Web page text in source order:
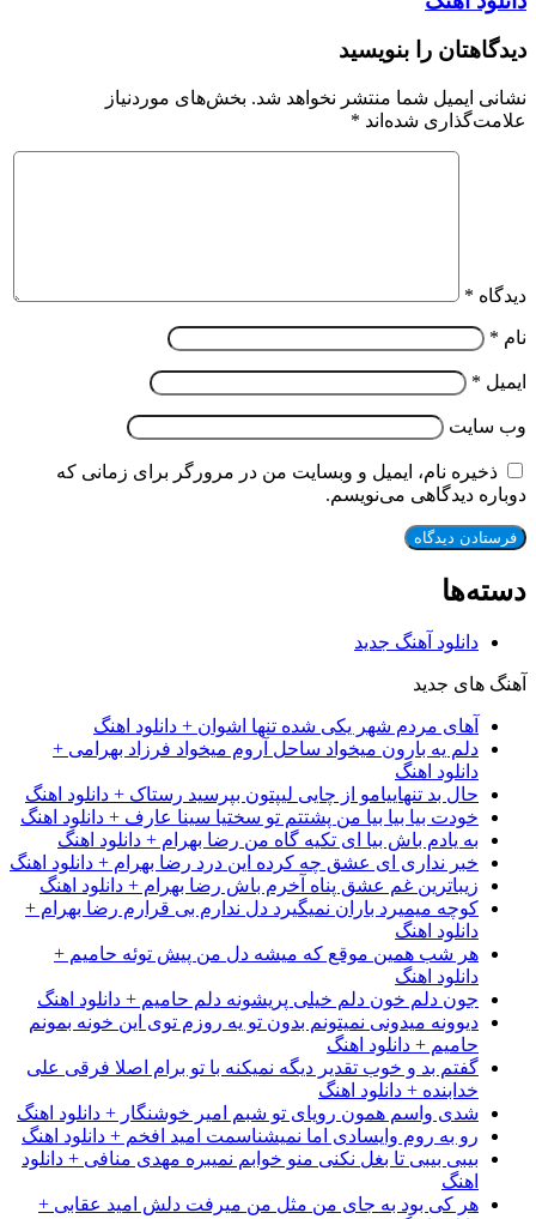
دیدگاهتان را بنویسید
نشانی ایمیل شما منتشر نخواهد شد. بخش‌های موردنیاز
علامت‌گذاری شده‌اند *
دیدگاه *
نام *
ایمیل *
وب‌ سایت
ذخیره نام، ایمیل و وبسایت من در مرورگر برای زمانی که
دوباره دیدگاهی می‌نویسم.
دسته‌ها
دانلود آهنگ جدید
آهنگ های جدید
آهای مردم شهر یکی شده تنها اشوان + دانلود اهنگ
دلم یه بارون میخواد ساحل آروم میخواد فرزاد بهرامی +
دانلود اهنگ
حال بد تنهاییامو از چایی لیپتون بپرسید رستاک + دانلود اهنگ
خودت بیا بیا بیا من پشتتم تو سختیا سینا عارف + دانلود اهنگ
به یادم باش بیا ای تکیه گاه من رضا بهرام + دانلود اهنگ
خبر نداری ای عشق چه کرده این درد رضا بهرام + دانلود اهنگ
زیباترین غم عشق پناه آخرم باش رضا بهرام + دانلود اهنگ
کوچه میمیرد باران نمیگیرد دل ندارم بی قرارم رضا بهرام +
دانلود اهنگ
هر شب همین موقع که میشه دل من پیش توئه حامیم +
دانلود اهنگ
جون دلم خون دلم خیلی پریشونه دلم حامیم + دانلود اهنگ
دیوونه میدونی نمیتونم بدون تو یه روزم توی این خونه بمونم
حامیم + دانلود اهنگ
گفتم بد و خوب تقدیر دیگه نمیکنه با تو برام اصلا فرقی علی
خدابنده + دانلود اهنگ
شدی واسم همون رویای تو شبم امیر خوشنگار + دانلود اهنگ
رو به روم وایسادی اما نمیشناسمت امید افخم + دانلود اهنگ
بیبی بیبی تا بغل نکنی منو خوابم نمیبره مهدی منافی + دانلود
اهنگ
هر کی بود به جای من مثل من میرفت دلش امید عقابی +